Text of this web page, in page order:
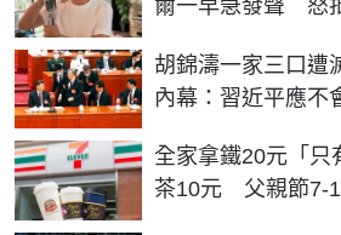
爾一早急發聲 怒
胡錦濤一家三口遭
內幕：習近平應不
全家拿鐵20元「只
茶10元 父親節7-